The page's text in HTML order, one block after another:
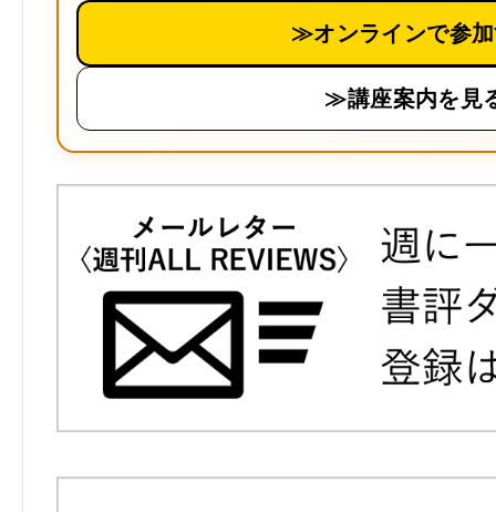
≫オンラインで参
≫講座案内を見